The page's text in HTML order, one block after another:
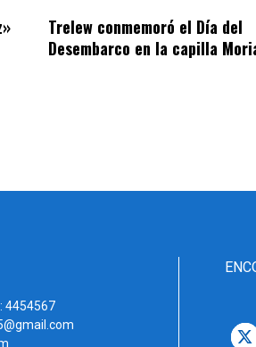
Trelew conmemoró el Día del
Desembarco en la capilla
4454567